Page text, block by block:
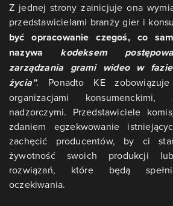
Z jednej strony zainicjuje ona
przedstawicielami branży gier i
być opracowanie czegoś, co
nazywa kodeksem
zarządzania grami wideo w
życia”. Ponadto KE zobowiązuje
organizacjami
nadzorczymi. Przedstawiciele
zdaniem egzekwowanie
zachęcić producentów, by ci
żywotność swoich produkcji
rozwiązań, które będą
oczekiwania.